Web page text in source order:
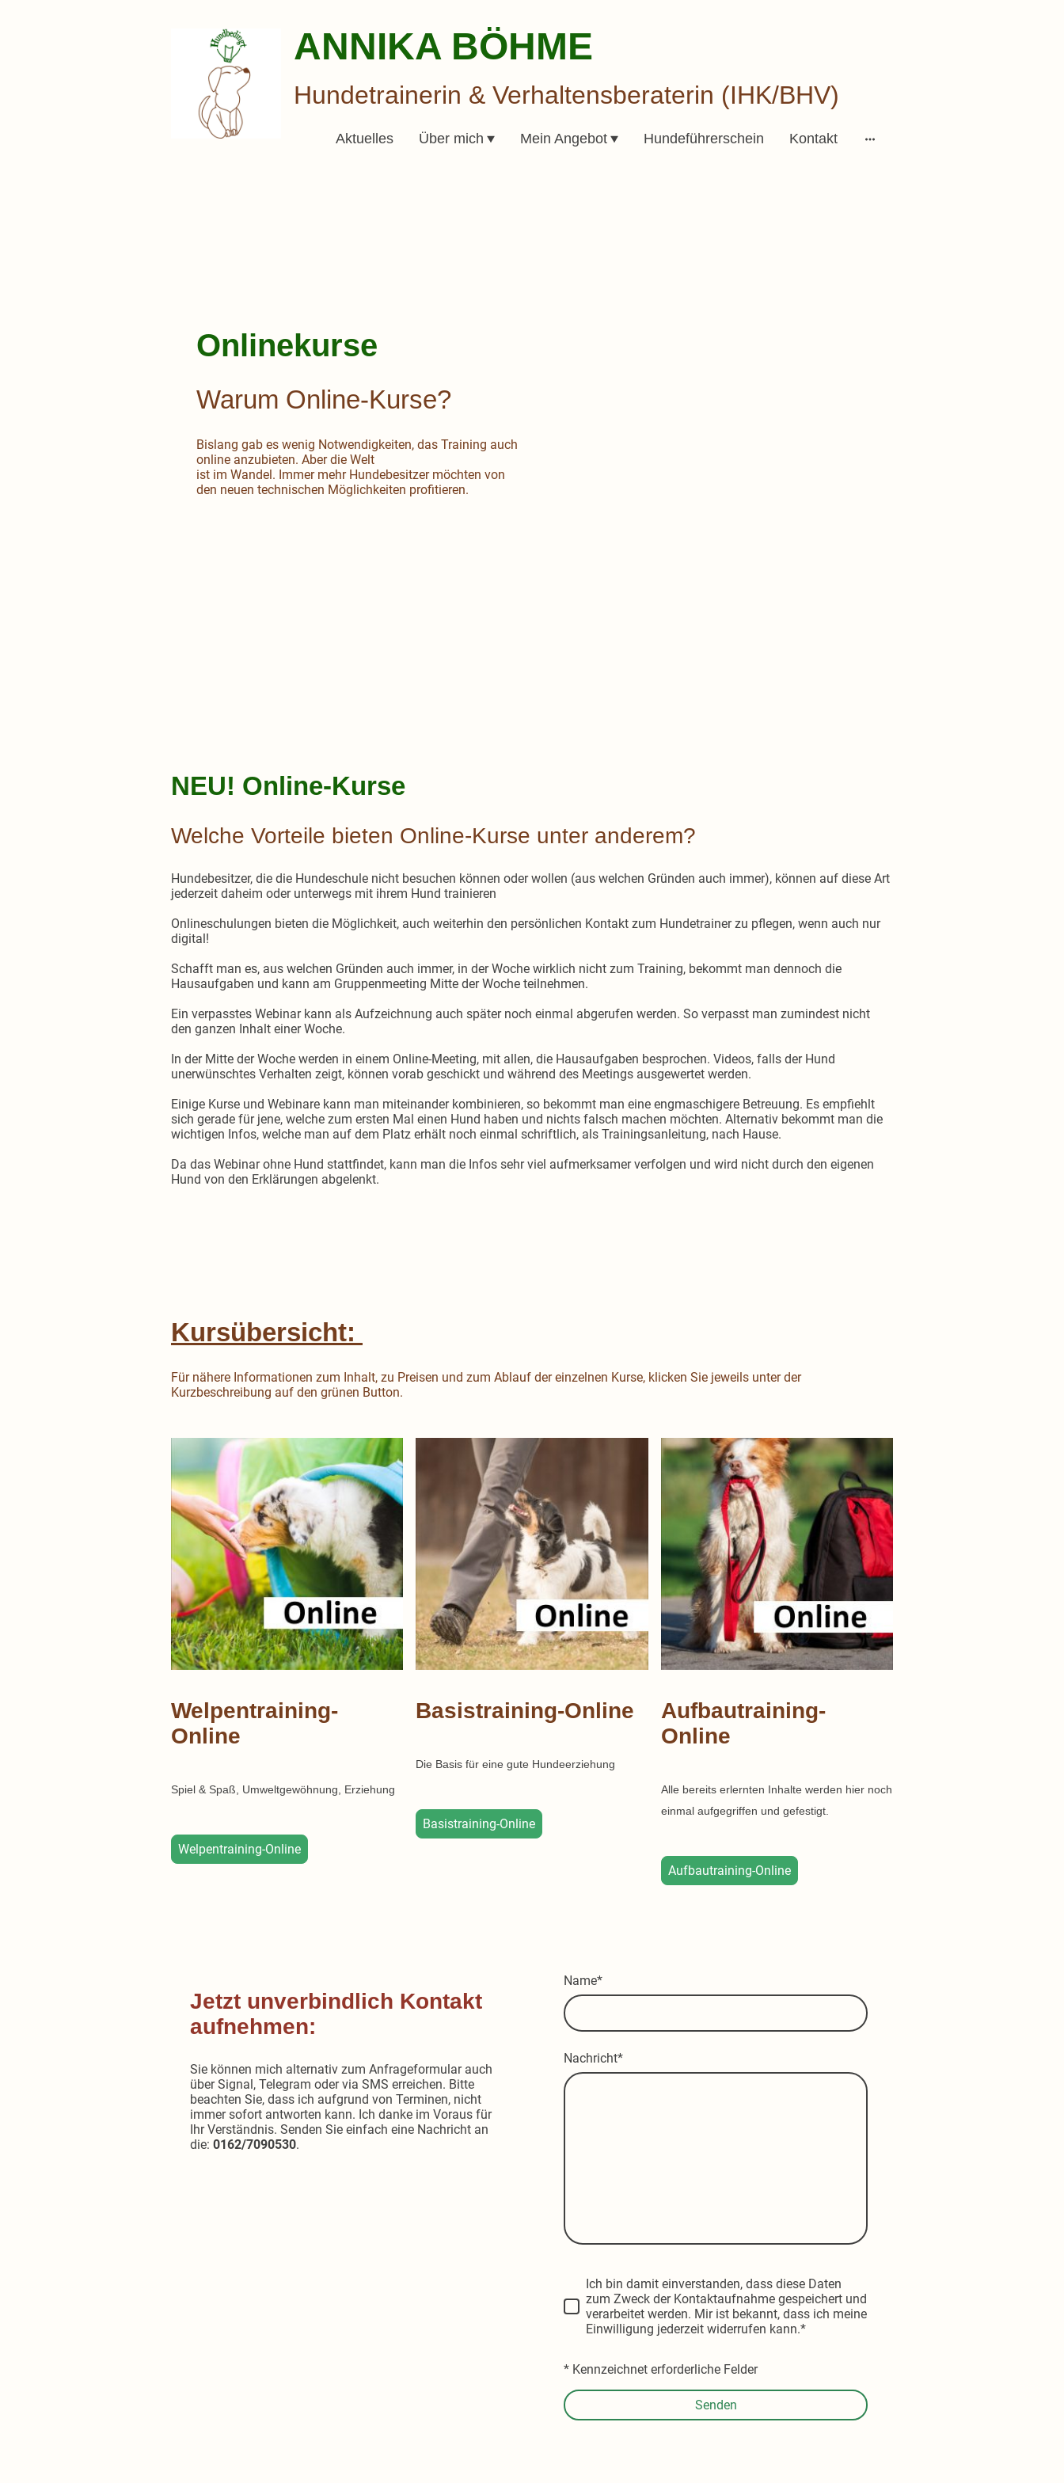
ANNIKA BÖHME
Hundetrainerin & Verhaltensberaterin (IHK/BHV)
Aktuelles Über mich Mein Angebot Hundeführerschein Kontakt
Onlinekurse
Warum Online-Kurse?
Bislang gab es wenig Notwendigkeiten, das Training auch
online anzubieten. Aber die Welt
ist im Wandel. Immer mehr Hundebesitzer möchten von
den neuen technischen Möglichkeiten profitieren.
NEU! Online-Kurse
Welche Vorteile bieten Online-Kurse unter anderem?
Hundebesitzer, die die Hundeschule nicht besuchen können oder wollen (aus welchen Gründen auch immer), können auf diese Art
jederzeit daheim oder unterwegs mit ihrem Hund trainieren
Onlineschulungen bieten die Möglichkeit, auch weiterhin den persönlichen Kontakt zum Hundetrainer zu pflegen, wenn auch nur
digital!
Schafft man es, aus welchen Gründen auch immer, in der Woche wirklich nicht zum Training, bekommt man dennoch die
Hausaufgaben und kann am Gruppenmeeting Mitte der Woche teilnehmen.
Ein verpasstes Webinar kann als Aufzeichnung auch später noch einmal abgerufen werden. So verpasst man zumindest nicht
den ganzen Inhalt einer Woche.
In der Mitte der Woche werden in einem Online-Meeting, mit allen, die Hausaufgaben besprochen. Videos, falls der Hund
unerwünschtes Verhalten zeigt, können vorab geschickt und während des Meetings ausgewertet werden.
Einige Kurse und Webinare kann man miteinander kombinieren, so bekommt man eine engmaschigere Betreuung. Es empfiehlt
sich gerade für jene, welche zum ersten Mal einen Hund haben und nichts falsch machen möchten. Alternativ bekommt man die
wichtigen Infos, welche man auf dem Platz erhält noch einmal schriftlich, als Trainingsanleitung, nach Hause.
Da das Webinar ohne Hund stattfindet, kann man die Infos sehr viel aufmerksamer verfolgen und wird nicht durch den eigenen
Hund von den Erklärungen abgelenkt.
Kursübersicht:
Für nähere Informationen zum Inhalt, zu Preisen und zum Ablauf der einzelnen Kurse, klicken Sie jeweils unter der
Kurzbeschreibung auf den grünen Button.
Welpentraining-
Online
Spiel & Spaß, Umweltgewöhnung, Erziehung
Welpentraining-Online
Basistraining-Online
Die Basis für eine gute Hundeerziehung
Basistraining-Online
Aufbautraining-
Online
Alle bereits erlernten Inhalte werden hier noch
einmal aufgegriffen und gefestigt.
Aufbautraining-Online
Jetzt unverbindlich Kontakt
aufnehmen:
Sie können mich alternativ zum Anfrageformular auch
über Signal, Telegram oder via SMS erreichen. Bitte
beachten Sie, dass ich aufgrund von Terminen, nicht
immer sofort antworten kann. Ich danke im Voraus für
Ihr Verständnis. Senden Sie einfach eine Nachricht an
die: 0162/7090530.
Name*
Nachricht*
Ich bin damit einverstanden, dass diese Daten
zum Zweck der Kontaktaufnahme gespeichert und
verarbeitet werden. Mir ist bekannt, dass ich meine
Einwilligung jederzeit widerrufen kann.*
* Kennzeichnet erforderliche Felder
Senden